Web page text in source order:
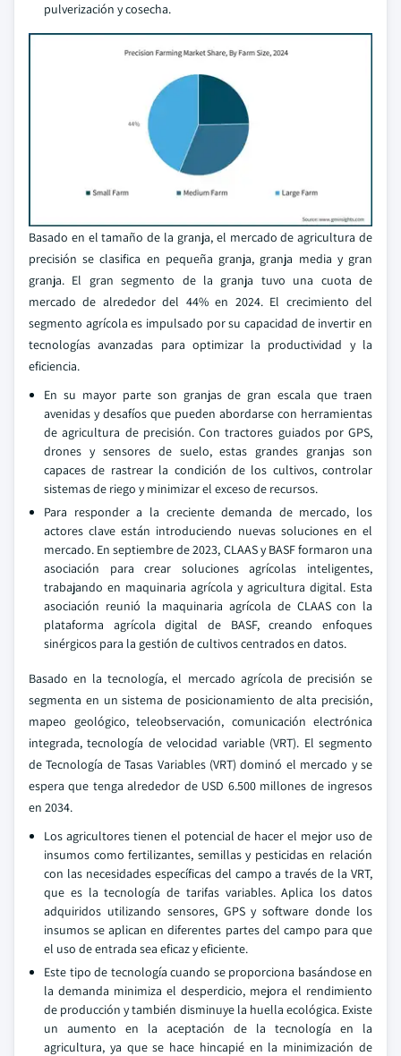
pulverización y cosecha.
Basado en el tamaño de la granja, el mercado de agricultura de
precisión se clasifica en pequeña granja, granja media y gran
granja. El gran segmento de la granja tuvo una cuota de
mercado de alrededor del 44% en 2024. El crecimiento del
segmento agrícola es impulsado por su capacidad de invertir en
tecnologías avanzadas para optimizar la productividad y la
eficiencia.
En su mayor parte son granjas de gran escala que traen
avenidas y desafíos que pueden abordarse con herramientas
de agricultura de precisión. Con tractores guiados por GPS,
drones y sensores de suelo, estas grandes granjas son
capaces de rastrear la condición de los cultivos, controlar
sistemas de riego y minimizar el exceso de recursos.
Para responder a la creciente demanda de mercado, los
actores clave están introduciendo nuevas soluciones en el
mercado. En septiembre de 2023, CLAAS y BASF formaron una
asociación para crear soluciones agrícolas inteligentes,
trabajando en maquinaria agrícola y agricultura digital. Esta
asociación reunió la maquinaria agrícola de CLAAS con la
plataforma agrícola digital de BASF, creando enfoques
sinérgicos para la gestión de cultivos centrados en datos.
Basado en la tecnología, el mercado agrícola de precisión se
segmenta en un sistema de posicionamiento de alta precisión,
mapeo geológico, teleobservación, comunicación electrónica
integrada, tecnología de velocidad variable (VRT). El segmento
de Tecnología de Tasas Variables (VRT) dominó el mercado y se
espera que tenga alrededor de USD 6.500 millones de ingresos
en 2034.
Los agricultores tienen el potencial de hacer el mejor uso de
insumos como fertilizantes, semillas y pesticidas en relación
con las necesidades específicas del campo a través de la VRT,
que es la tecnología de tarifas variables. Aplica los datos
adquiridos utilizando sensores, GPS y software donde los
insumos se aplican en diferentes partes del campo para que
el uso de entrada sea eficaz y eficiente.
Este tipo de tecnología cuando se proporciona basándose en
la demanda minimiza el desperdicio, mejora el rendimiento
de producción y también disminuye la huella ecológica. Existe
un aumento en la aceptación de la tecnología en la
agricultura, ya que se hace hincapié en la minimización de